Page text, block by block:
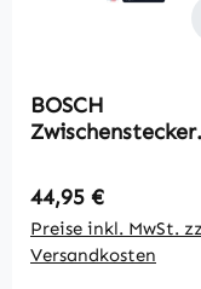
BOSCH
Zwischenstecker
over Thread
Regulärer Preis:
44,95 €
Preise inkl. MwSt.
Versandkosten